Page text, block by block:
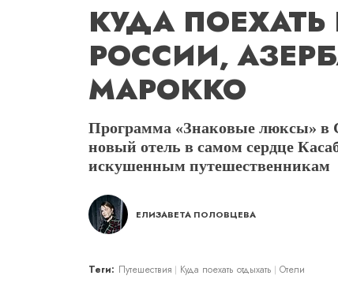
КУДА
РОССИИ,
МАРОККО
Программа «Знаковые люксы» в
новый отель в самом сердце
искушенным путешественникам
ЕЛИЗАВЕТА ПОЛОВЦЕВА
Теги: Путешествия Куда поехать отдыхать Отели